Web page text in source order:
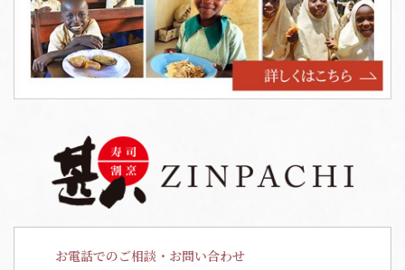
お電話でのご相談・お問い合わせ